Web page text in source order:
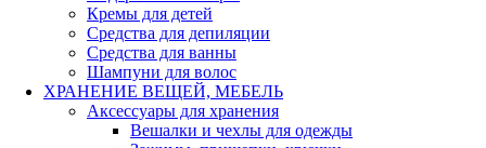
Кремы для детей
Средства для депиляции
Средства для ванны
Шампуни для волос
ХРАНЕНИЕ ВЕЩЕЙ, МЕБЕЛЬ
Аксессуары для хранения
Вешалки и чехлы для одежды